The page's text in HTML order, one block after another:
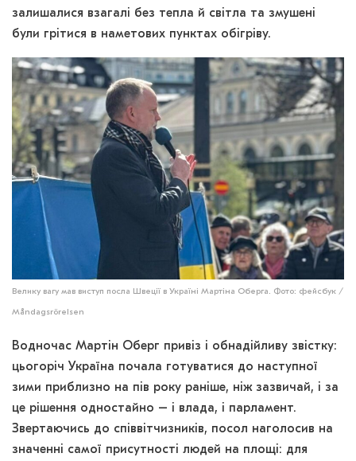
залишалися взагалі без тепла й світла та змушені
були грітися в наметових пунктах обігріву.
Велику вагу мав виступ посла Швеції в Україні Мартіна Оберга. Фото: фейсбук /
Måndagsrörelsen
Водночас Мартін Оберг привіз і обнадійливу звістку:
цьогоріч Україна почала готуватися до наступної
зими приблизно на пів року раніше, ніж зазвичай, і за
це рішення одностайно – і влада, і парламент.
Звертаючись до співвітчизників, посол наголосив на
значенні самої присутності людей на площі: для